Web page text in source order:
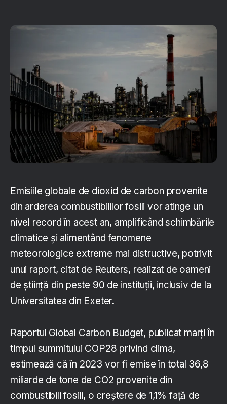
Emisiile globale de dioxid de carbon provenite
din arderea combustibililor fosili vor atinge un
nivel record în acest an, amplificând schimbările
climatice și alimentând fenomene
meteorologice extreme mai distructive, potrivit
unui raport, citat de Reuters, realizat de oameni
de știință din peste 90 de instituții, inclusiv de la
Universitatea din Exeter.
Raportul Global Carbon Budget, publicat marți în
timpul summitului COP28 privind clima,
estimează că în 2023 vor fi emise în total 36,8
miliarde de tone de CO2 provenite din
combustibili fosili, o creștere de 1,1% față de